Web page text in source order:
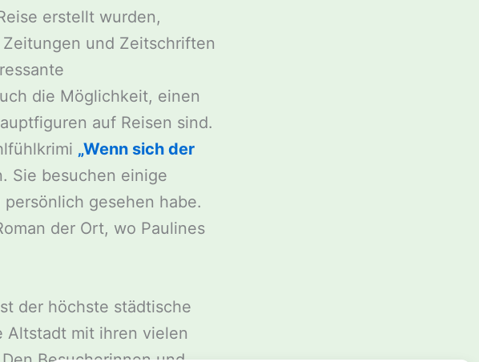
erstellt wurden,
und Zeitschriften
die Möglichkeit, einen
auf Reisen sind.
„Wenn sich der
Sie besuchen einige
gesehen habe.
der Ort, wo Paulines
der höchste städtische
Altstadt mit ihren vielen